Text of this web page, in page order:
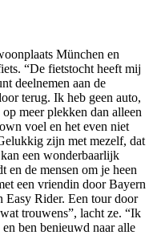
München en
“De fietstocht heeft mij
deelnemen aan de
terug. Ik heb geen auto,
meer plekken dan alleen
voel en het even niet
zijn met mezelf, dat
een wonderbaarlijk
en de mensen om je heen
een vriendin door Bayern
Rider. Een tour door
trouwens”, lacht ze. “Ik
ben benieuwd naar alle